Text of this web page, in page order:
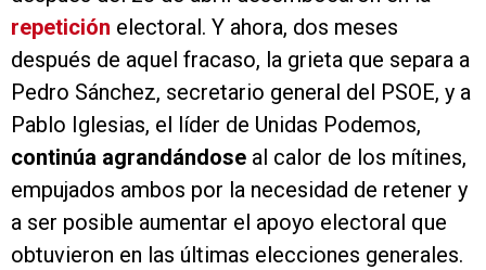
repetición electoral. Y ahora, dos meses
después de aquel fracaso, la grieta que separa a
Pedro Sánchez, secretario general del PSOE, y a
Pablo Iglesias, el líder de Unidas Podemos,
continúa agrandándose al calor de los mítines,
empujados ambos por la necesidad de retener y
a ser posible aumentar el apoyo electoral que
obtuvieron en las últimas elecciones generales.